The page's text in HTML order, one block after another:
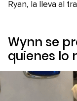
Ryan, la lleva al
Wynn se
quienes lo